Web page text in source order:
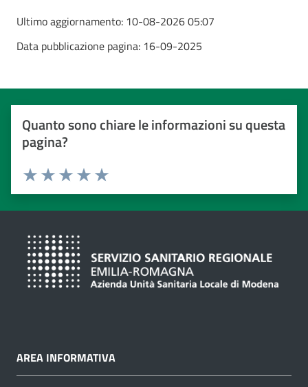
Ultimo aggiornamento: 10-08-2026 05:07
Data pubblicazione pagina: 16-09-2025
Quanto sono chiare le informazioni su questa
pagina?
Valuta da 1 a 5 stelle
Valuta 5 stelle su 5
Valuta 4 stelle su 5
Valuta 3 stelle su 5
Valuta 2 stelle su 5
Valuta 1 stelle su 5
AREA INFORMATIVA